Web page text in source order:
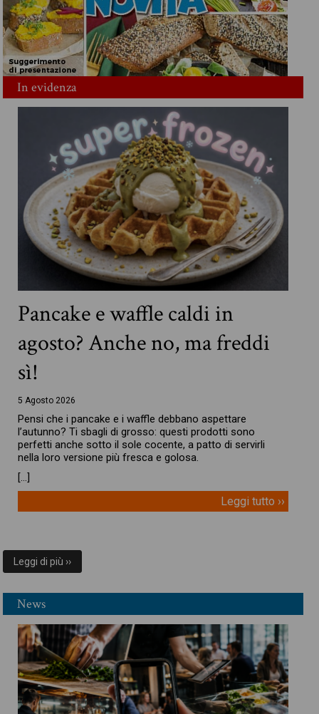
In evidenza
Pancake e waffle caldi in
agosto? Anche no, ma freddi
sì!
5 Agosto 2026
Pensi che i pancake e i waffle debbano aspettare
l’autunno? Ti sbagli di grosso: questi prodotti sono
perfetti anche sotto il sole cocente, a patto di servirli
nella loro versione più fresca e golosa.
[…]
Leggi tutto ››
Leggi di più ››
News